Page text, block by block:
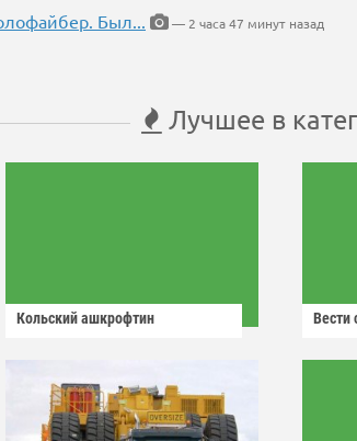
Был... — 2 часа 47 минут назад
Лучшее в
Кольский ашкрофтин Вести